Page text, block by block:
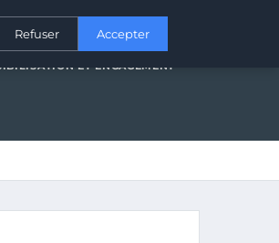
SENSIBILISATION ET ENGAGEMENT
ET ENGAGEMENT
Refuser Accepter